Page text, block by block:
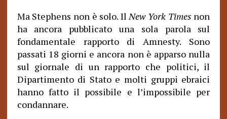
Ma Stephens non è solo. IlNew York Times non
ha ancora pubblicato una sola parola sul
fondamentale rapporto di Amnesty. Sono
passati 18 giorni e ancora non è apparso nulla
sul giornale di un rapporto che politici, il
Dipartimento di Stato e molti gruppi ebraici
hanno fatto il possibile e l’impossibile per
condannare.